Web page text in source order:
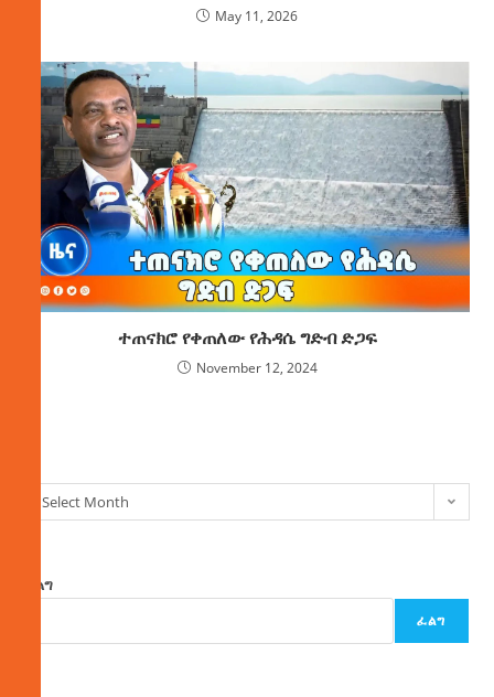
May 11, 2026
ተጠናክሮ የቀጠለው የሕዳሴ ግድብ ድጋፍ
November 12, 2024
Select Month
ፈልግ
ፈልግ